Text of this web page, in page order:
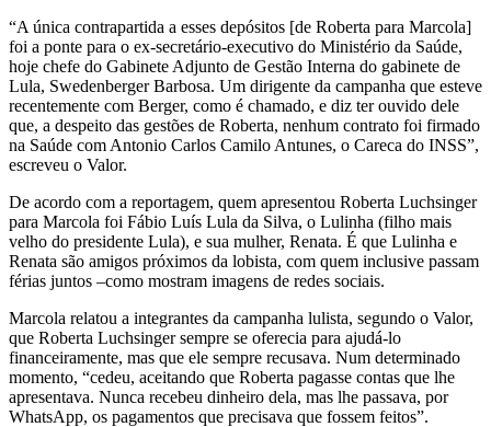
“A única contrapartida a esses depósitos [de Roberta para Marcola]
foi a ponte para o ex-secretário-executivo do Ministério da Saúde,
hoje chefe do Gabinete Adjunto de Gestão Interna do gabinete de
Lula, Swedenberger Barbosa. Um dirigente da campanha que esteve
recentemente com Berger, como é chamado, e diz ter ouvido dele
que, a despeito das gestões de Roberta, nenhum contrato foi firmado
na Saúde com Antonio Carlos Camilo Antunes, o Careca do INSS”,
escreveu o Valor.
De acordo com a reportagem, quem apresentou Roberta Luchsinger
para Marcola foi Fábio Luís Lula da Silva, o Lulinha (filho mais
velho do presidente Lula), e sua mulher, Renata. É que Lulinha e
Renata são amigos próximos da lobista, com quem inclusive passam
férias juntos –como mostram imagens de redes sociais.
Marcola relatou a integrantes da campanha lulista, segundo o Valor,
que Roberta Luchsinger sempre se oferecia para ajudá-lo
financeiramente, mas que ele sempre recusava. Num determinado
momento, “cedeu, aceitando que Roberta pagasse contas que lhe
apresentava. Nunca recebeu dinheiro dela, mas lhe passava, por
WhatsApp, os pagamentos que precisava que fossem feitos”.